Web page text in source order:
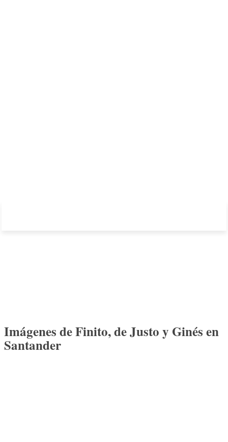
Imágenes de Finito, de Justo y Ginés en
Santander